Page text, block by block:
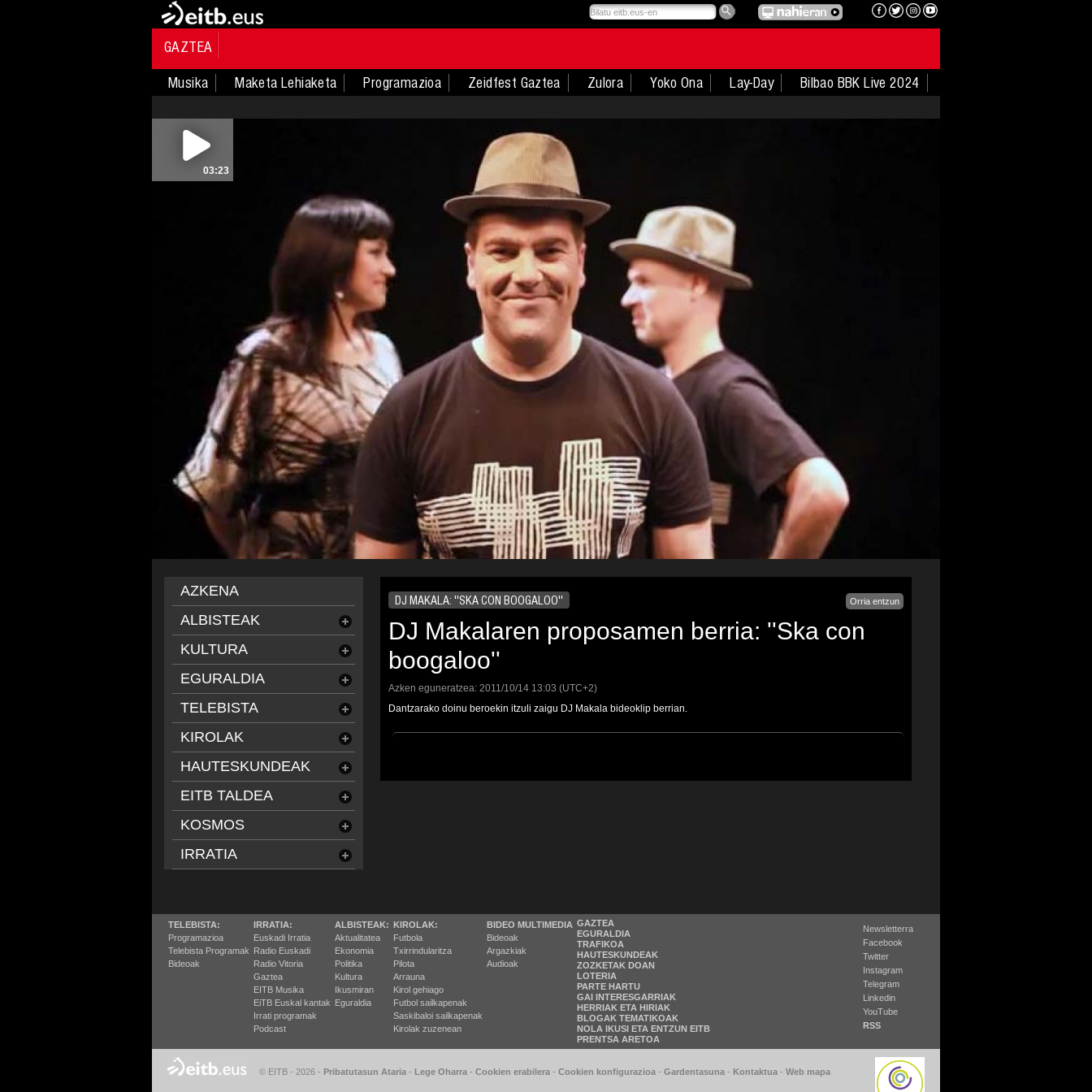
GAZTEA
Musika
Maketa Lehiaketa Programazioa Zeidfest Gaztea Zulora Yoko Ona Lay-Day Bilbao BBK Live 2024
03:23
DJ MAKALA: ''SKA CON BOOGALOO'' Orria entzun
DJ Makalaren proposamen berria: ''Ska con
boogaloo''
Azken eguneratzea: 2011/10/14 13:03 (UTC+2)
Dantzarako doinu beroekin itzuli zaigu DJ Makala bideoklip berrian.
AZKENA
ALBISTEAK
KULTURA
EGURALDIA
TELEBISTA
KIROLAK
HAUTESKUNDEAK
EITB TALDEA
KOSMOS
IRRATIA
TELEBISTA:
Programazioa
Telebista Programak
Bideoak
IRRATIA:
Euskadi Irratia
Radio Euskadi
Radio Vitoria
Gaztea
EITB Musika
EiTB Euskal kantak
Irrati programak
Podcast
ALBISTEAK:
Aktualitatea
Ekonomia
Politika
Kultura
Ikusmiran
Eguraldia
KIROLAK:
Futbola
Txirrindularitza
Pilota
Arrauna
Kirol gehiago
Futbol sailkapenak
Saskibaloi sailkapenak
Kirolak zuzenean
BIDEO MULTIMEDIA
Bideoak
Argazkiak
Audioak
GAZTEA
EGURALDIA
TRAFIKOA
HAUTESKUNDEAK
ZOZKETAK DOAN
LOTERIA
PARTE HARTU
GAI INTERESGARRIAK
HERRIAK ETA HIRIAK
BLOGAK TEMATIKOAK
NOLA IKUSI ETA ENTZUN EITB
PRENTSA ARETOA
Newsletterra
Facebook
Twitter
Instagram
Telegram
Linkedin
YouTube
RSS
© EITB - 2026 - Pribatutasun Ataria - Lege Oharra - Cookien erabilera - Cookien konfigurazioa - Gardentasuna - Kontaktua - Web mapa